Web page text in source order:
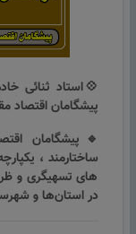
💠استاد ثنائی
پیشگامان اقتصاد
🔹پیشگامان
ساختارمند ،
های تسهیگری و
در استان‌ها و